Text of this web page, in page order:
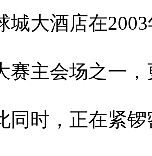
城大酒店在
赛主会场之一
同时，正在紧